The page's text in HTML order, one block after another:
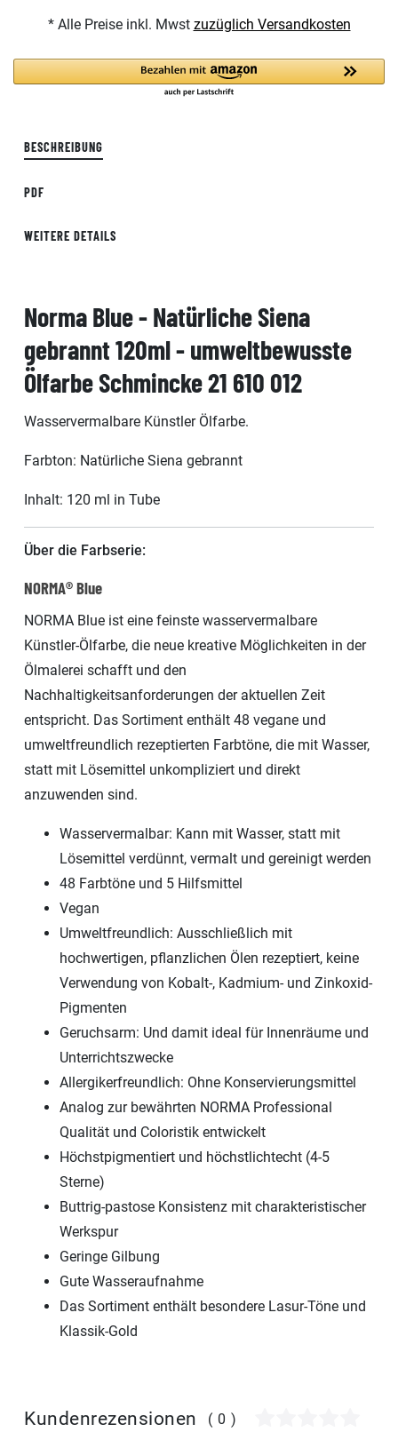
* Alle Preise inkl. Mwst zuzüglich Versandkosten
BESCHREIBUNG
PDF
WEITERE DETAILS
Norma Blue - Natürliche Siena
gebrannt 120ml - umweltbewusste
Ölfarbe Schmincke 21 610 012
Wasservermalbare Künstler Ölfarbe.
Farbton: Natürliche Siena gebrannt
Inhalt: 120 ml in Tube
Über die Farbserie:
NORMA® Blue
NORMA Blue ist eine feinste wasservermalbare
Künstler-Ölfarbe, die neue kreative Möglichkeiten in der
Ölmalerei schafft und den
Nachhaltigkeitsanforderungen der aktuellen Zeit
entspricht. Das Sortiment enthält 48 vegane und
umweltfreundlich rezeptierten Farbtöne, die mit Wasser,
statt mit Lösemittel unkompliziert und direkt
anzuwenden sind.
Wasservermalbar: Kann mit Wasser, statt mit
Lösemittel verdünnt, vermalt und gereinigt werden
48 Farbtöne und 5 Hilfsmittel
Vegan
Umweltfreundlich: Ausschließlich mit
hochwertigen, pflanzlichen Ölen rezeptiert, keine
Verwendung von Kobalt-, Kadmium- und Zinkoxid-
Pigmenten
Geruchsarm: Und damit ideal für Innenräume und
Unterrichtszwecke
Allergikerfreundlich: Ohne Konservierungsmittel
Analog zur bewährten NORMA Professional
Qualität und Coloristik entwickelt
Höchstpigmentiert und höchstlichtecht (4-5
Sterne)
Buttrig-pastose Konsistenz mit charakteristischer
Werkspur
Geringe Gilbung
Gute Wasseraufnahme
Das Sortiment enthält besondere Lasur-Töne und
Klassik-Gold
Kundenrezensionen (0)